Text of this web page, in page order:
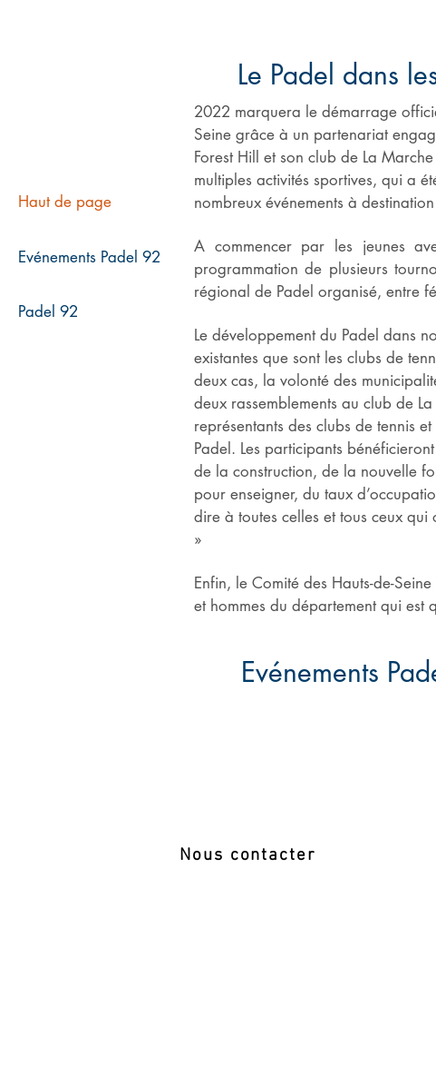
Haut de page
Evénements Padel 92
Padel 92
Le Padel dans
2022 marquera le démarrage
Seine grâce à un partenariat
Forest Hill et son club de La
multiples activités sportives, qui a
nombreux événements à
A commencer par les jeunes
programmation de plusieurs
régional de Padel organisé, entre
Le développement du Padel dans
existantes que sont les clubs de
deux cas, la volonté des
deux rassemblements au club de
représentants des clubs de tennis
Padel. Les participants
de la construction, de la nouvelle
pour enseigner, du taux
dire à toutes celles et tous ceux qui
»
Enfin, le Comité des Hauts-de-
et hommes du département qui est
Evénements
Nous contacter